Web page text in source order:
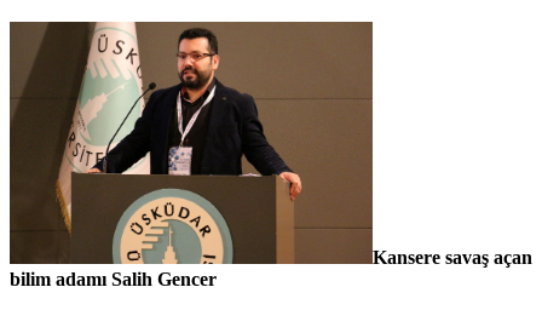
Kansere savaş açan
bilim adamı Salih Gencer